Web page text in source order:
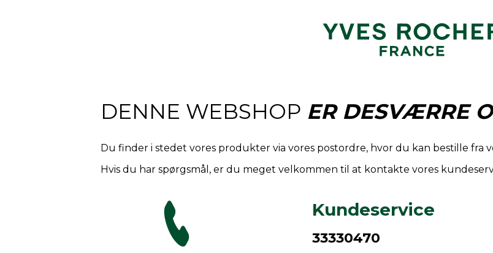
DENNE WEBSHOP ER DESVÆRRE
Du finder i stedet vores produkter via vores postordre, hvor du kan bestille fra
Hvis du har spørgsmål, er du meget velkommen til at kontakte vores
Kundeservice
33330470